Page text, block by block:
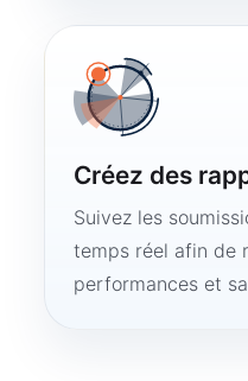
Créez des
Suivez les
temps réel afin de
performances et